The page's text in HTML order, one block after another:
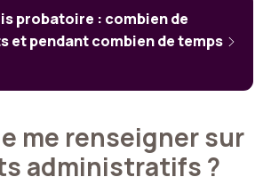
probatoire : combien de
et pendant combien de temps
me renseigner sur
administratifs ?